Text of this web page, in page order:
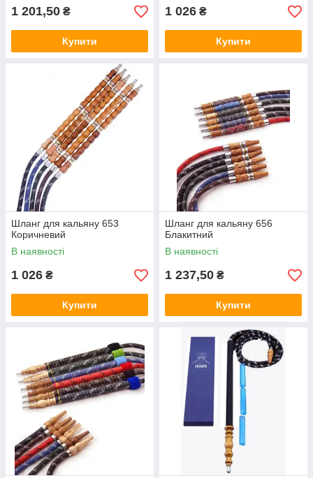
1 201,50 ₴
Купити
1 026 ₴
Купити
Шланг для кальяну 653
Коричневий
В наявності
1 026 ₴
Купити
Шланг для кальяну 656
Блакитний
В наявності
1 237,50 ₴
Купити